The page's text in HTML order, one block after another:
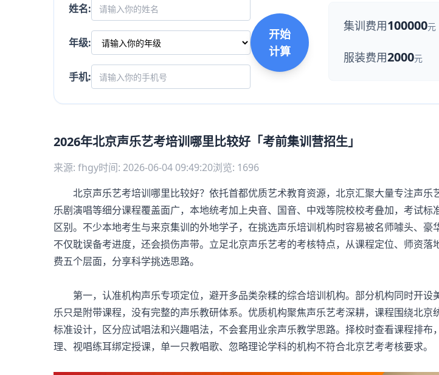
姓名:
年级:
手机:
开始
计算
集训费用100000元
服装费用2000元
2026年北京声乐艺考培训哪里比较好「考前集训营招生」
来源: fhgy时间: 2026-06-04 09:49:20浏览: 1696
北京声乐艺考培训哪里比较好？依托首都优质艺术教育资源，北京汇聚大量专注声乐
乐剧演唱等细分课程覆盖面广，本地统考加上央音、国音、中戏等院校校考叠加，考试标
区别。不少本地考生与来京集训的外地学子，在挑选声乐培训机构时容易被名师噱头、豪
不仅耽误备考进度，还会损伤声带。立足北京声乐艺考的考核特点，从课程定位、师资落
费五个层面，分享科学挑选思路。
第一，认准机构声乐专项定位，避开多品类杂糅的综合培训机构。部分机构同时开设
乐只是附带课程，没有完整的声乐教研体系。优质机构聚焦声乐艺考深耕，课程围绕北京
标准设计，区分应试唱法和兴趣唱法，不会套用业余声乐教学思路。择校时查看课程排布
理、视唱练耳绑定授课，单一只教唱歌、忽略理论学科的机构不符合北京艺考考核要求。